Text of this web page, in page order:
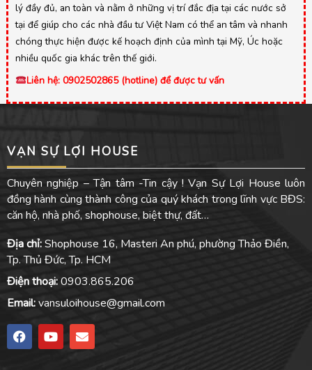
lý đầy đủ, an toàn và nằm ở những vị trí đắc địa tại các nước sở
tại để giúp cho các nhà đầu tư Việt Nam có thể an tâm và nhanh
chóng thực hiện được kế hoạch định của mình tại Mỹ, Úc hoặc
nhiều quốc gia khác trên thế giới.
Liên hệ: 0902502865 (hotline) để được tư vấn
VẠN SỰ LỢI HOUSE
Chuyên nghiệp – Tận tâm -Tin cậy ! Vạn Sự Lợi House luôn
đồng hành cùng thành công của quý khách trong lĩnh vực BĐS:
căn hộ, nhà phố, shophouse, biệt thự, đất…
Địa chỉ:Shophouse 16, Masteri An phú, phường Thảo Điền,
Tp. Thủ Đức, Tp. HCM
Điện thoại:0903.865.206
Email:vansuloihouse@gmail.com
F
a
c
Y
o
u
E
n
v